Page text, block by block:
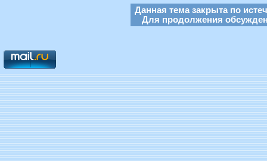
Данная тема закрыта по
Для продолжения